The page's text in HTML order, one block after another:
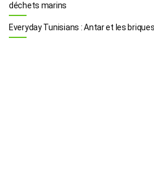
déchets marins
Everyday Tunisians : Antar et les